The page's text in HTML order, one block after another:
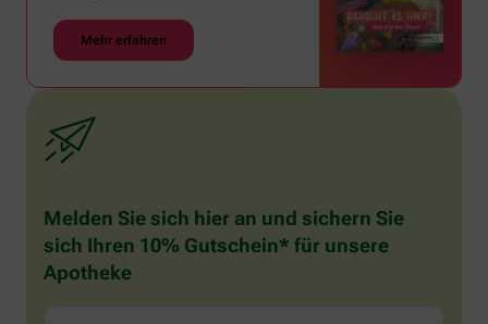
Mehr erfahren
Melden Sie sich hier an und sichern Sie
sich Ihren 10% Gutschein* für unsere
Apotheke